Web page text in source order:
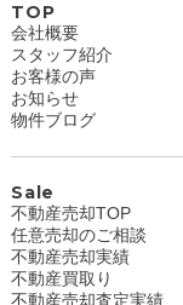
TOP
会社概要
スタッフ紹介
お客様の声
お知らせ
物件ブログ
Sale
不動産売却TOP
任意売却のご相談
不動産売却実績
不動産買取り
不動産売却査定実績